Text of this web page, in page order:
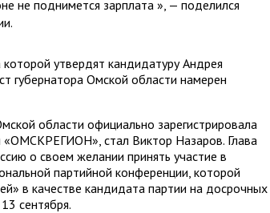
не поднимется зарплата », — поделился
утвердят кандидатуру Андрея
губернатора Омской области намерен
области официально зарегистрировала
стал Виктор Назаров. Глава
о своем желании принять участие в
партийной конференции, которой
в качестве кандидата партии на досрочных
сентября.